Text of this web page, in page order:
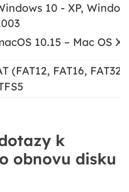
10 - XP,
10.15 – Mac OS X
(FAT12, FAT16,
k
obnovu disku